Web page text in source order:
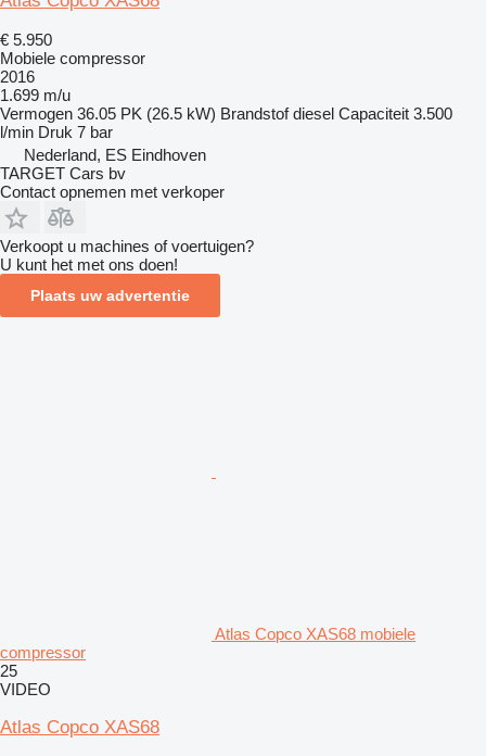
€ 5.950
Mobiele compressor
2016
1.699 m/u
Vermogen 36.05 PK (26.5 kW) Brandstof diesel Capaciteit 3.500
l/min Druk 7 bar
Nederland, ES Eindhoven
TARGET Cars bv
Contact opnemen met verkoper
Verkoopt u machines of voertuigen?
U kunt het met ons doen!
Plaats uw advertentie
Atlas Copco XAS68 mobiele
compressor
25
VIDEO
Atlas Copco XAS68